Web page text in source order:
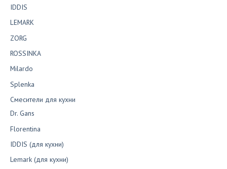
IDDIS
LEMARK
ZORG
ROSSINKA
Milardo
Splenka
Смесители для кухни
Dr. Gans
Florentina
IDDIS (для кухни)
Lemark (для кухни)